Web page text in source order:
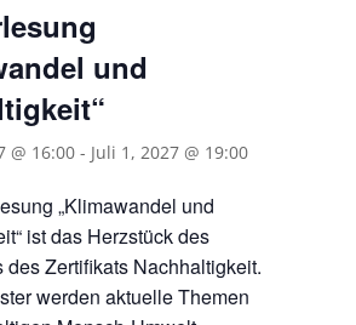
und
@ 16:00- Juli 1, 2027 @ 19:00
„Klimawandel und
ist das Herzstück des
des Zertifikats Nachhaltigkeit.
werden aktuelle Themen